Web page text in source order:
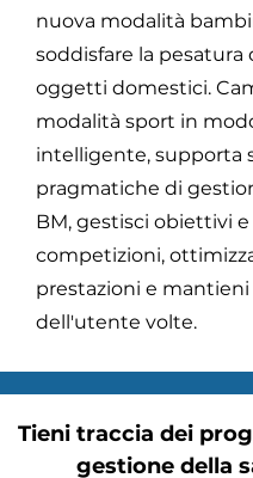
nuova modalità
soddisfare la pesatura
oggetti domestici.
modalità sport in
intelligente, supporta
pragmatiche di
BM, gestisci obiettivi e
competizioni,
prestazioni e mantieni
dell'utente volte.
Tieni traccia dei
gestione della